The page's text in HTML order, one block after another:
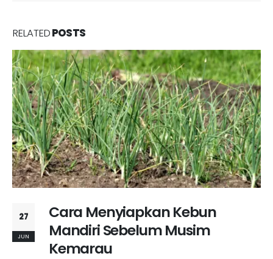
RELATEDPOSTS
27
JUN
Cara Menyiapkan Kebun
Mandiri Sebelum Musim
Kemarau